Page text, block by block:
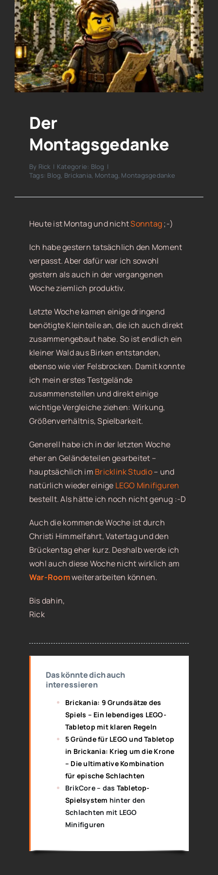
Der
Montagsgedanke
By Rick | Kategorie: Blog |
Tags: Blog, Brickania, Montag, Montagsgedanke
Heute ist Montag und nichtSonntag;-)
Ich habe gestern tatsächlich den Moment
verpasst. Aber dafür war ich sowohl
gestern als auch in der vergangenen
Woche ziemlich produktiv.
Letzte Woche kamen einige dringend
benötigte Kleinteile an, die ich auch direkt
zusammengebaut habe. So ist endlich ein
kleiner Wald aus Birken entstanden,
ebenso wie vier Felsbrocken. Damit konnte
ich mein erstes Testgelände
zusammenstellen und direkt einige
wichtige Vergleiche ziehen: Wirkung,
Größenverhältnis, Spielbarkeit.
Generell habe ich in der letzten Woche
eher an Geländeteilen gearbeitet –
hauptsächlich im Bricklink Studio– und
natürlich wieder einige LEGO Minifiguren
bestellt. Als hätte ich noch nicht genug :-D
Auch die kommende Woche ist durch
Christi Himmelfahrt, Vatertag und den
Brückentag eher kurz. Deshalb werde ich
wohl auch diese Woche nicht wirklich am
War-Roomweiterarbeiten können.
Bis dahin,
Rick
Das könnte dich auch
interessieren
Brickania: 9 Grundsätze des
Spiels – Ein lebendiges LEGO-
Tabletop mit klaren Regeln
5 Gründe für LEGO und Tabletop
in Brickania: Krieg um die Krone
– Die ultimative Kombination
für epische Schlachten
BrikCore – das Tabletop-
Spielsystem hinter den
Schlachten mit LEGO
Minifiguren